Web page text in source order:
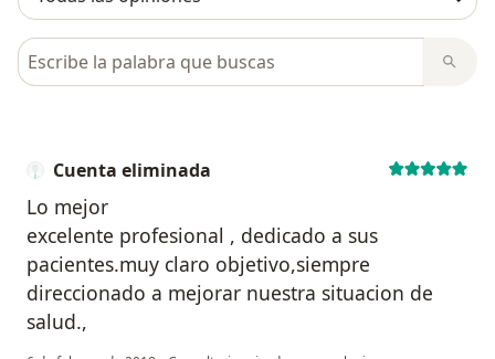
Busca en opiniones
Cuenta eliminada
Lo mejor
excelente profesional , dedicado a sus
pacientes.muy claro objetivo,siempre
direccionado a mejorar nuestra situacion de
salud.,